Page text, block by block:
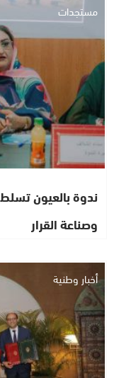
مستجدات
ندوة بالعيون
وصناعة القرار
أخبار وطنية